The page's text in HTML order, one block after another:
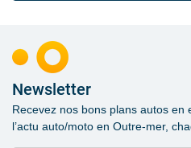
Newsletter
Recevez nos bons plans autos en
l’actu auto/moto en Outre-mer,